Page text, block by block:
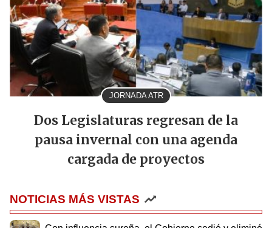
JORNADA ATR
Dos Legislaturas regresan de la
pausa invernal con una agenda
cargada de proyectos
NOTICIAS MÁS VISTAS